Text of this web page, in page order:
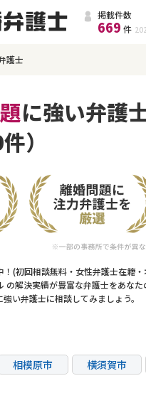
掲載件数
669 件
護士
に強い弁護
）
(初回相談無料・女性弁護士在籍
の解決実績が豊富な弁護士をあな
い弁護士に相談してみましょう。
相模原市 横須賀市